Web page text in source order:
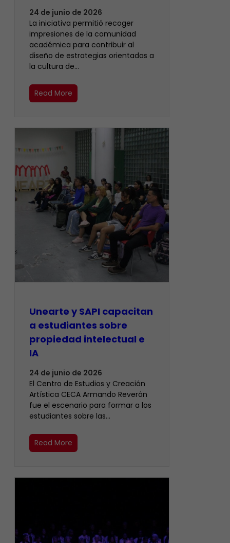
24 de junio de 2026
La iniciativa permitió recoger
impresiones de la comunidad
académica para contribuir al
diseño de estrategias orientadas a
la cultura de…
Read More
Unearte y SAPI capacitan
a estudiantes sobre
propiedad intelectual e
IA
24 de junio de 2026
El Centro de Estudios y Creación
Artística CECA Armando Reverón
fue el escenario para formar a los
estudiantes sobre las…
Read More